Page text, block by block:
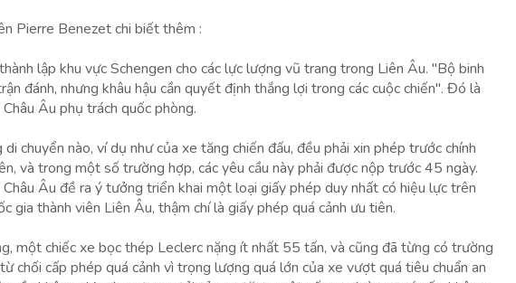
Pierre Benezet chi biết thêm :
lập khu vực Schengen cho các lực lượng vũ trang trong Liên Âu. "Bộ binh
đánh, nhưng khâu hậu cần quyết định thắng lợi trong các cuộc chiến". Đó là
Âu phụ trách quốc phòng.
chuyển nào, ví dụ như của xe tăng chiến đấu, đều phải xin phép trước chính
và trong một số trường hợp, các yêu cầu này phải được nộp trước 45 ngày.
Âu đề ra ý tưởng triển khai một loại giấy phép duy nhất có hiệu lực trên
gia thành viên Liên Âu, thậm chí là giấy phép quá cảnh ưu tiên.
một chiếc xe bọc thép Leclerc nặng ít nhất 55 tấn, và cũng đã từng có trường
chối cấp phép quá cảnh vì trọng lượng quá lớn của xe vượt quá tiêu chuẩn an